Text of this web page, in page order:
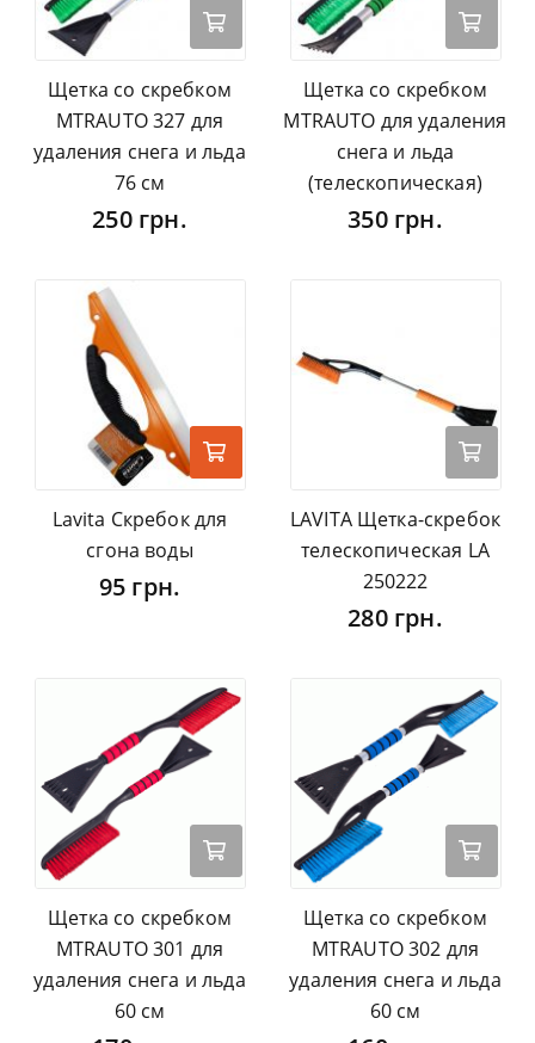
Щетка со скребком
MTRAUTO 327 для
удаления снега и льда
76 см
250 грн.
Щетка со скребком
MTRAUTO для удаления
снега и льда
(телескопическая)
350 грн.
Lavita Скребок для
сгона воды
95 грн.
LAVITA Щетка-скребок
телескопическая LA
250222
280 грн.
Щетка со скребком
MTRAUTO 301 для
удаления снега и льда
60 см
Щетка со скребком
MTRAUTO 302 для
удаления снега и льда
60 см